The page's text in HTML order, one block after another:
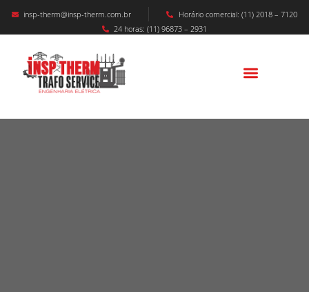
insp-therm@insp-therm.com.br
Horário comercial: (11) 2018 – 7120
24 horas: (11) 96873 – 2931